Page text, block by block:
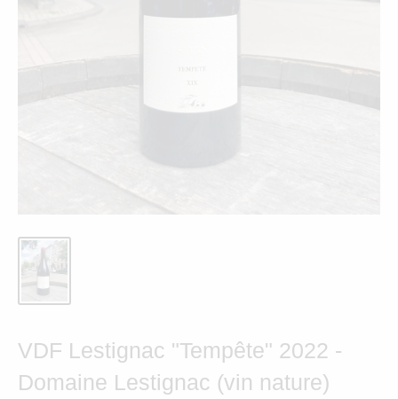
VDF Lestignac "Tempête" 2022 -
Domaine Lestignac (vin nature)